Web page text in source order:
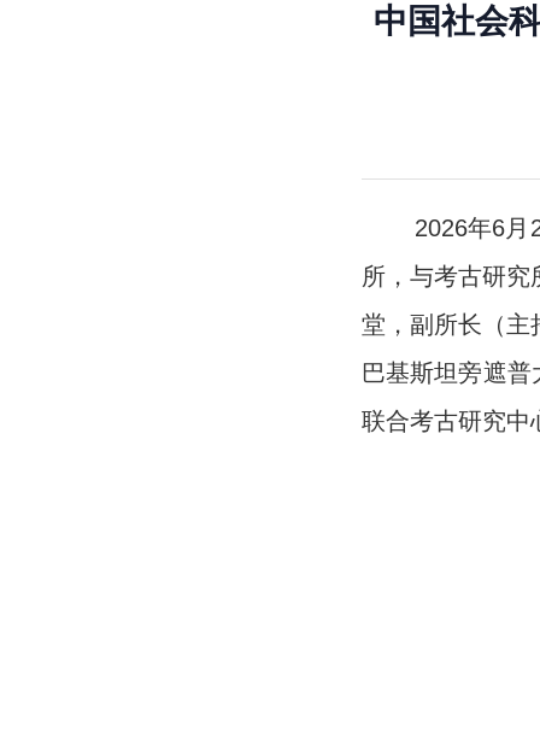
中国社会
2026年6月22
所，与考古研
堂，副所长（主
巴基斯坦旁遮
联合考古研究中